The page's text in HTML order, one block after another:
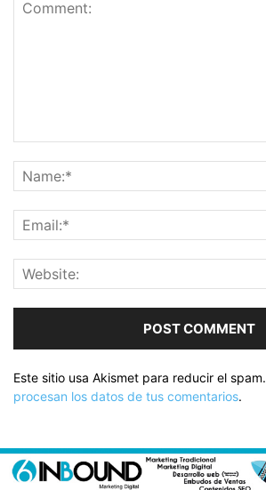
Este sitio usa Akismet para reducir el spam.
procesan los datos de tus comentarios.